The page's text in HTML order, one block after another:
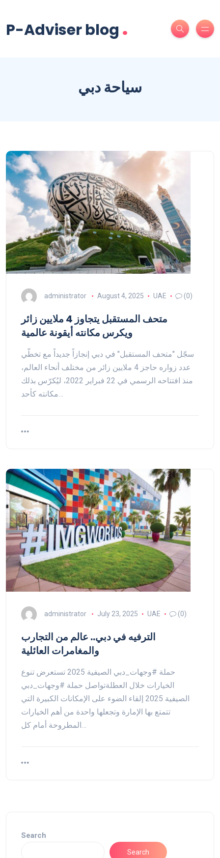
P-Adviser blog .
سياحة دبي
administrator August 4, 2025 UAE (0)
متحف المستقبل يتجاوز 4 ملايين زائر
ويكرس مكانته أيقونة عالمية
سجّل "متحف المستقبل" في دبي إنجازاً جديداً مع تخطّي
عدد زواره حاجز 4 ملايين زائر من مختلف أنحاء العالم،
منذ افتتاحه الرسمي في 22 فبراير 2022، ليُكرّس بذلك
مكانته كأحد…
administrator July 23, 2025 UAE (0)
الترفيه في دبي.. عالم من التجارب
والمغامرات العائلية
حملة #وجهات_دبي الصيفية 2025 تستعرض تنوع
الخيارات خلال العطلةتواصل حملة #وجهات_دبي
الصيفية 2025 إلقاء الضوء على الإمكانات الكبيرة التي
تتمتع بها الإمارة وتجعلها واحدة من أهم الخيارات
المطروحة أمام كل…
Search
Search